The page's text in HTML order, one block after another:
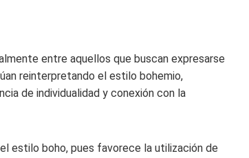
entre aquellos que buscan expresarse
reinterpretando el estilo bohemio,
de individualidad y conexión con la
estilo boho, pues favorece la utilización de